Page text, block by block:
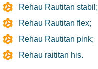
Rehau Rautitan stabil;
Rehau Rautitan flex;
Rehau Rautitan pink;
Rehau raititan his.